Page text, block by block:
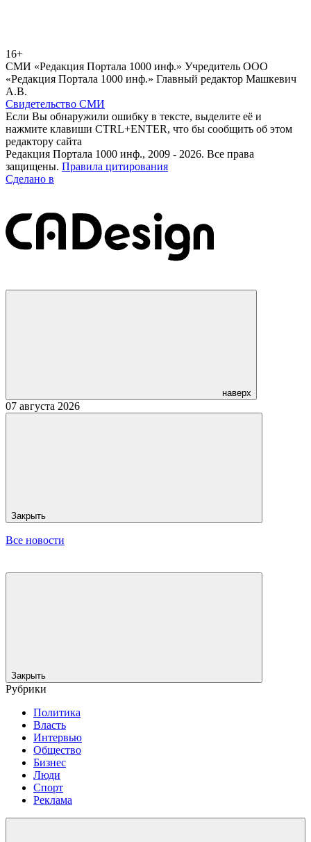
16+
СМИ «Редакция Портала 1000 инф.» Учредитель ООО
«Редакция Портала 1000 инф.» Главный редактор Машкевич
А.В.
Свидетельство СМИ
Если Вы обнаружили ошибку в тексте, выделите её и
нажмите клавиши CTRL+ENTER, что бы сообщить об этом
редактору сайта
Редакция Портала 1000 инф., 2009 - 2026. Все права
защищены. Правила цитирования
Сделано в
наверх
07 августа 2026
Закрыть
Все новости
Закрыть
Рубрики
Политика
Власть
Интервью
Общество
Бизнес
Люди
Спорт
Реклама